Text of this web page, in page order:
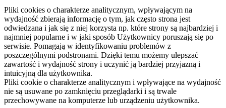
Pliki cookies o charakterze analitycznym, wpływającym na
wydajność zbierają informację o tym, jak często strona jest
odwiedzana i jak się z niej korzysta np. które strony są najbardziej i
najmniej popularne i w jaki sposób Użytkownicy poruszają się po
serwisie. Pomagają w identyfikowaniu problemów z
poszczególnymi podstronami. Dzięki temu możemy ulepszać
zawartość i wydajność strony i uczynić ją bardziej przyjazną i
intuicyjną dla użytkownika.
Pliki cookie o charakterze analitycznym i wpływające na wydajność
nie są usuwane po zamknięciu przeglądarki i są trwale
przechowywane na komputerze lub urządzeniu użytkownika.